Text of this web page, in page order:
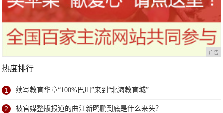
广告
热度排行
1 续写教育华章“100%巴川”来到“北海教育城”
2 被官媒整版报道的曲江新鸥鹏到底是什么来头？